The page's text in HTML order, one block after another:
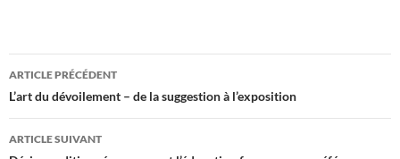
Navigation
des
articles
ARTICLE PRÉCÉDENT
L’art du dévoilement – de la suggestion à l’exposition
ARTICLE SUIVANT